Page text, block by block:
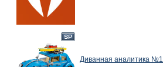
Диванная аналитика